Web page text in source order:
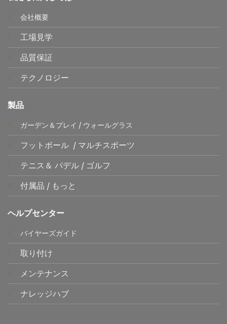
会社概要
工場見学
品質保証
テクノロジー
製品
ガーデン＆プレイ / ウォールグラス
フットボール / マルチスポーツ
テニス＆ パデル / ゴルフ
付属品 / もっと
ヘルプセンター
バイヤーズガイド
取り付け
メンテナンス
ナレッジハブ